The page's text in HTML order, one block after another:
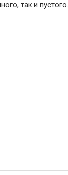
так и пустого.